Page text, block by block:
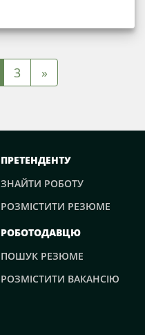
3 »
ПРЕТЕНДЕНТУ
ЗНАЙТИ РОБОТУ
РОЗМІСТИТИ РЕЗЮМЕ
РОБОТОДАВЦЮ
ПОШУК РЕЗЮМЕ
РОЗМІСТИТИ ВАКАНСІЮ